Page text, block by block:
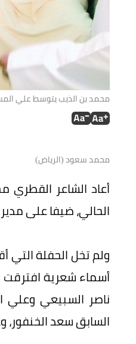
محمد بن الذيب يتوسط علي
محمد سعود (الرياض)
أعاد الشاعر القطري
الحالي، ضيفا على
ولم تخل الحفلة
أسماء شعرية افترقت
ناصر السبيعي وعلي
السابق سعد الخنفور،